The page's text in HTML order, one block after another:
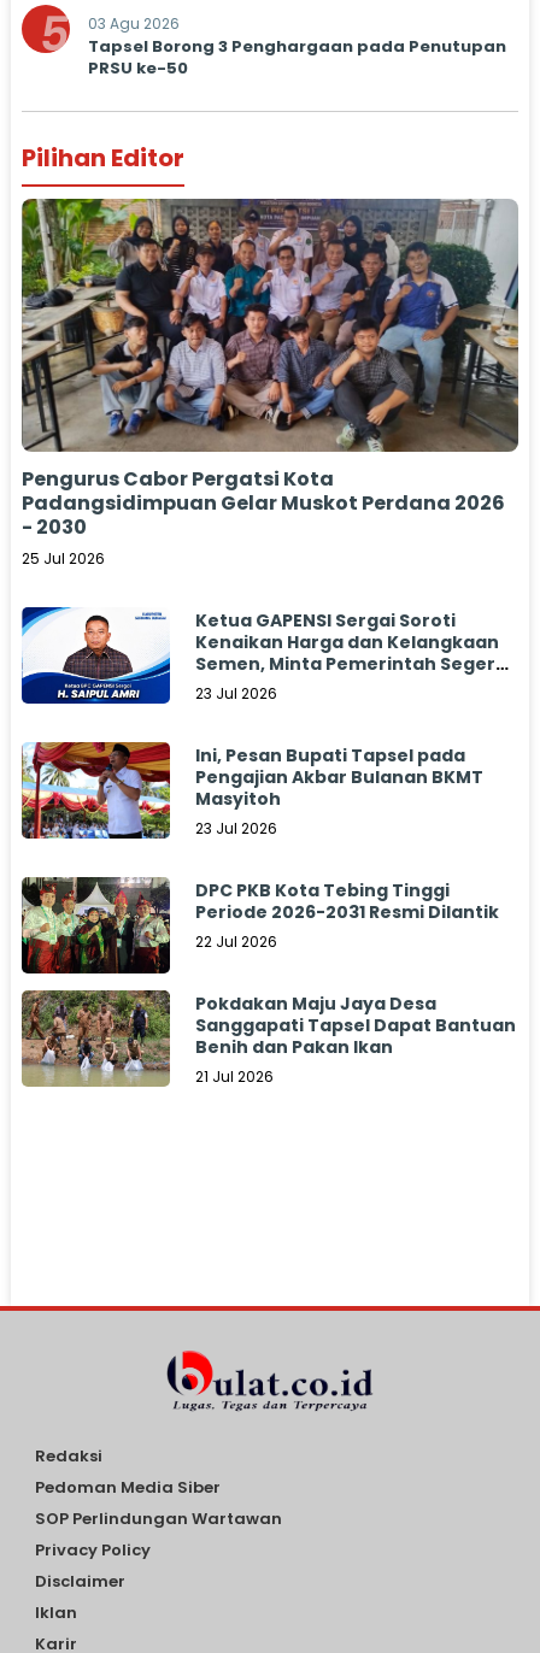
5 03 Agu 2026
Tapsel Borong 3 Penghargaan pada Penutupan
PRSU ke-50
Pilihan Editor
Pengurus Cabor Pergatsi Kota
Padangsidimpuan Gelar Muskot Perdana 2026
- 2030
25 Jul 2026
Ketua GAPENSI Sergai Soroti
Kenaikan Harga dan Kelangkaan
Semen, Minta Pemerintah Segera
Bertindak
23 Jul 2026
Ini, Pesan Bupati Tapsel pada
Pengajian Akbar Bulanan BKMT
Masyitoh
23 Jul 2026
DPC PKB Kota Tebing Tinggi
Periode 2026-2031 Resmi Dilantik
22 Jul 2026
Pokdakan Maju Jaya Desa
Sanggapati Tapsel Dapat Bantuan
Benih dan Pakan Ikan
21 Jul 2026
Redaksi
Pedoman Media Siber
SOP Perlindungan Wartawan
Privacy Policy
Disclaimer
Iklan
Karir